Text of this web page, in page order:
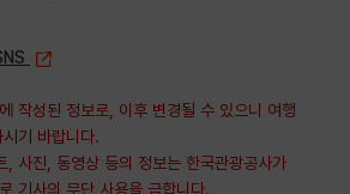
작성된 정보로, 이후 변경될 수 있으니 여행
기 바랍니다.
사진, 동영상 등의 정보는 한국관광공사가
기사의 무단 사용을 금합니다.